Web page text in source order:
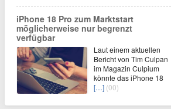
iPhone 18 Pro zum Marktstart
möglicherweise nur begrenzt
verfügbar
Laut einem aktuellen
Bericht von Tim Culpan
im Magazin Culpium
könnte das iPhone 18
[…] (00)